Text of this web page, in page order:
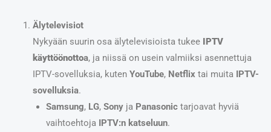
Älytelevisiot
Nykyään suurin osa älytelevisioista tukee IPTV
käyttöönottoa, ja niissä on usein valmiiksi asennettuja
IPTV-sovelluksia, kuten YouTube, Netflixtai muita IPTV-
sovelluksia.
Samsung, LG, Sonyja Panasonictarjoavat hyviä
vaihtoehtoja IPTV:n katseluun.